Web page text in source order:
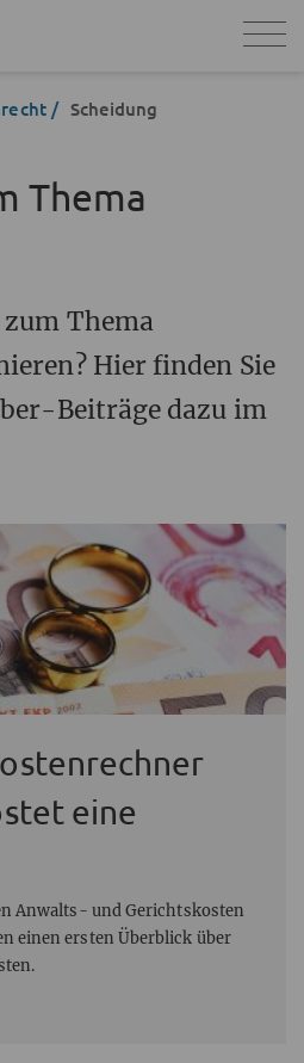
Scheidung
Thema
Thema
Hier finden Sie
Beiträge dazu im
eine
Anwalts- und Gerichtskosten
einen ersten Überblick über